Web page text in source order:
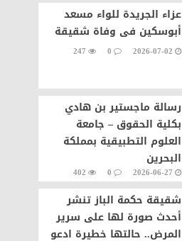
عزاء الجريدة للواء مسعد
أبوسكين فى وفاة شقيقة
2026-07-02
0
247
رسالة ماجستير بن هادي
بكلية الحقوق – جامعة
العلوم التطبيقية بمملكة
البحرين
2026-06-27
0
402
شقيقة حكمة الباز تنشر
أحدث صورة لها على سرير
المرض.. حالتها خطيرة ادعو